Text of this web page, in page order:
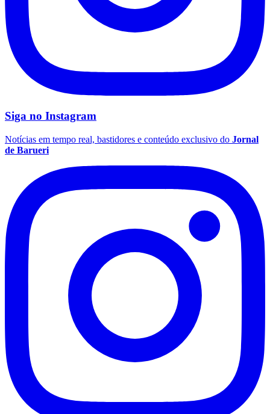
Santos
Siga no Instagram
Notícias em tempo real, bastidores e conteúdo exclusivo do Jornal
de Barueri